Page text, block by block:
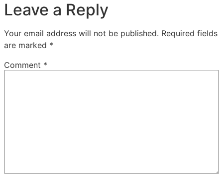
Leave a Reply
Your email address will not be published. Required fields
are marked *
Comment *